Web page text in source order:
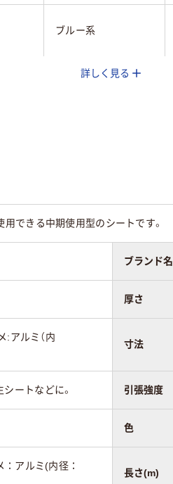
ブルー系
詳しく見る
用できる中期使用型のシートです。
ブランド名
厚さ
:アルミ（内
寸法
ートなどに。 引張強度
色
：アルミ(内径：
長さ(m)